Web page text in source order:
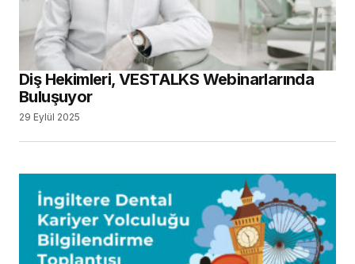
Diş Hekimleri, VESTALKS Webinarlarında
Buluşuyor
29 Eylül 2025